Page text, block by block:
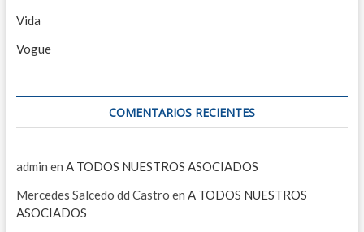
Vida
Vogue
COMENTARIOS RECIENTES
admin en A TODOS NUESTROS ASOCIADOS
Mercedes Salcedo dd Castro en A TODOS NUESTROS
ASOCIADOS